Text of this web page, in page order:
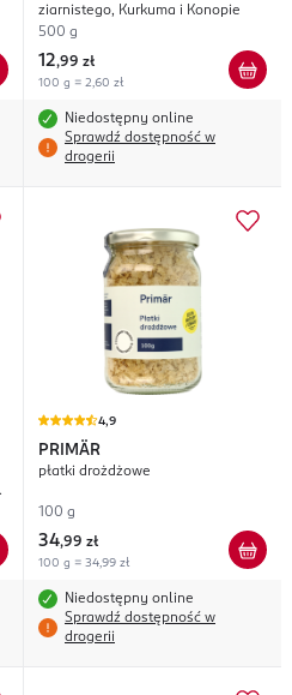
ziarnistego, Kurkuma i Konopie
500 g
12,99 zł
100 g = 2,60 zł
Niedostępny online
Sprawdź dostępność w
drogerii
4,9
PRIMÄR
płatki drożdżowe
100 g
34,99 zł
100 g = 34,99 zł
Niedostępny online
Sprawdź dostępność w
drogerii